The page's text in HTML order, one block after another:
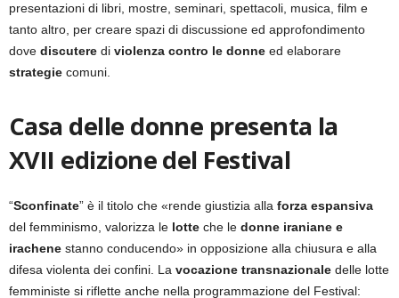
presentazioni di libri, mostre, seminari, spettacoli, musica, film e
tanto altro, per creare spazi di discussione ed approfondimento
dove discutere di violenza contro le donne ed elaborare
strategie comuni.
Casa delle donne presenta la
XVII edizione del Festival
“Sconfinate” è il titolo che «rende giustizia alla forza espansiva
del femminismo, valorizza le lotte che le donne iraniane e
irachene stanno conducendo» in opposizione alla chiusura e alla
difesa violenta dei confini. La vocazione transnazionale delle lotte
femministe si riflette anche nella programmazione del Festival: